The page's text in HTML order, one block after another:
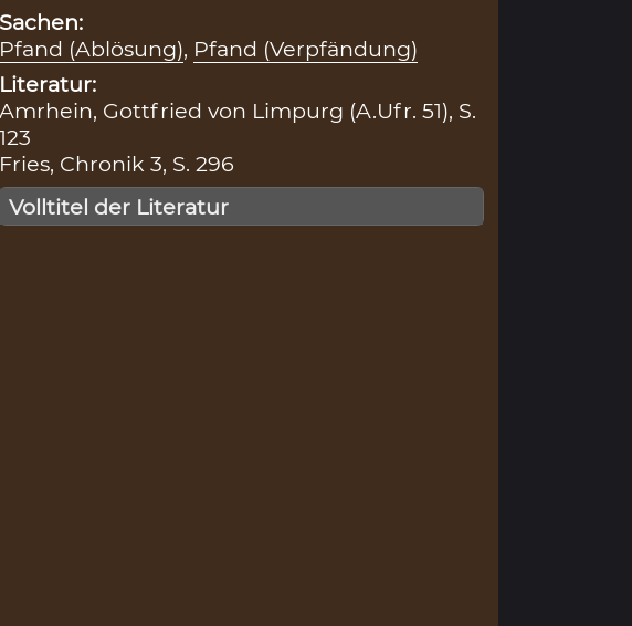
Sachen:
Pfand (Ablösung), Pfand (Verpfändung)
Literatur:
Amrhein, Gottfried von Limpurg (A.Ufr. 51), S.
123
Fries, Chronik 3, S. 296
Volltitel der Literatur